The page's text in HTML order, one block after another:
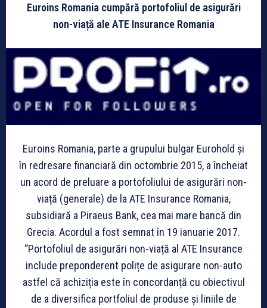
Euroins Romania cumpără portofoliul de asigurări
non-viață ale ATE Insurance Romania
Euroins Romania, parte a grupului bulgar Eurohold și
în redresare financiară din octombrie 2015, a încheiat
un acord de preluare a portofoliului de asigurări non-
viață (generale) de la ATE Insurance Romania,
subsidiară a Piraeus Bank, cea mai mare bancă din
Grecia. Acordul a fost semnat în 19 ianuarie 2017.
“Portofoliul de asigurări non-viață al ATE Insurance
include preponderent polițe de asigurare non-auto
astfel că achiziția este în concordanță cu obiectivul
de a diversifica portfoliul de produse și liniile de